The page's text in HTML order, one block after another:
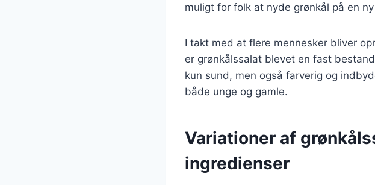
muligt for folk at nyde grønkål på en
I takt med at flere mennesker bliver
er grønkålssalat blevet en fast
kun sund, men også farverig og
både unge og gamle.
Variationer af
ingredienser